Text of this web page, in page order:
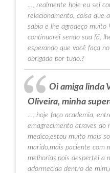
…, realmente hoje eu sei
relacionamento, coisa que
sabia e lhe agradeço muito
continuarei sendo sua fã,
esperando que você faça
obrigada por tudo.?
Oi amiga linda
Oliveira, minha
…, hoje faço academia,
emagrecimento atraves do
medico,estou muito mais
marido,mais paciente com
melhorias,pois despertei a
adormecida dentro de